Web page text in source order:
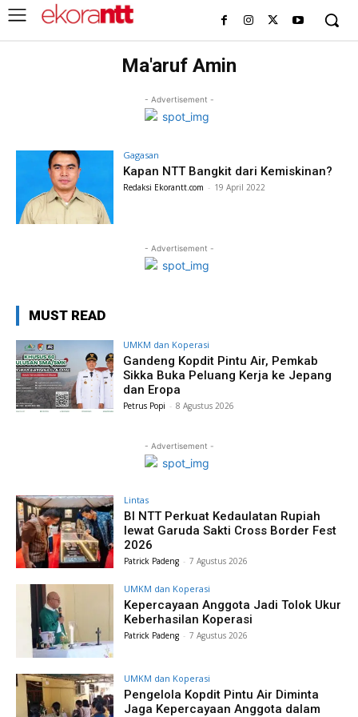
Ma'aruf Amin
- Advertisement -
Gagasan
Kapan NTT Bangkit dari Kemiskinan?
Redaksi Ekorantt.com - 19 April 2022
- Advertisement -
MUST READ
UMKM dan Koperasi
Gandeng Kopdit Pintu Air, Pemkab
Sikka Buka Peluang Kerja ke Jepang
dan Eropa
Petrus Popi - 8 Agustus 2026
- Advertisement -
Lintas
BI NTT Perkuat Kedaulatan Rupiah
lewat Garuda Sakti Cross Border Fest
2026
Patrick Padeng - 7 Agustus 2026
UMKM dan Koperasi
Kepercayaan Anggota Jadi Tolok Ukur
Keberhasilan Koperasi
Patrick Padeng - 7 Agustus 2026
UMKM dan Koperasi
Pengelola Kopdit Pintu Air Diminta
Jaga Kepercayaan Anggota dalam